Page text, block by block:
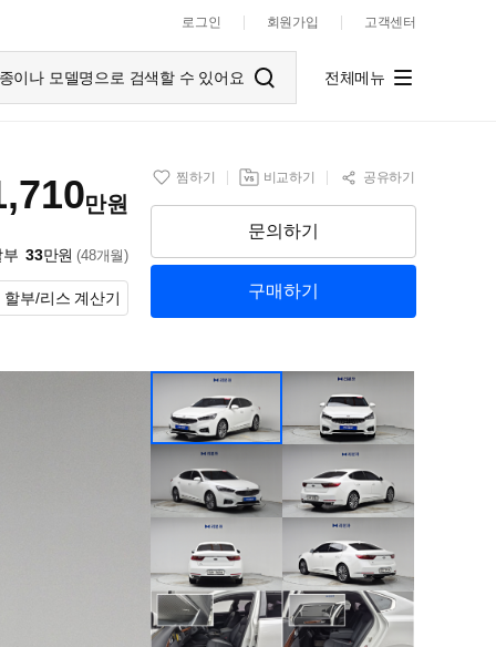
로그인 회원가입 고객센터
이나 모델명으로 검색할 수 있어요 전체메뉴
만원
부 33만원 (48개월)
할부/리스 계산기
찜하기 비교하기 공유하기
문의하기
구매하기